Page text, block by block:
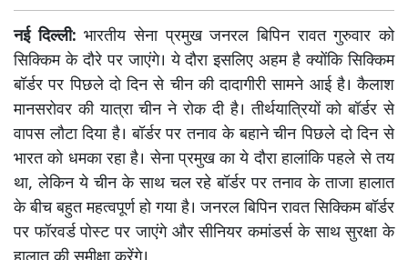
नई दिल्ली: भारतीय सेना प्रमुख जनरल बिपिन रावत गुरुवार को
सिक्किम के दौरे पर जाएंगे। ये दौरा इसलिए अहम है क्योंकि सिक्किम
बॉर्डर पर पिछले दो दिन से चीन की दादागीरी सामने आई है। कैलाश
मानसरोवर की यात्रा चीन ने रोक दी है। तीर्थयात्रियों को बॉर्डर से
वापस लौटा दिया है। बॉर्डर पर तनाव के बहाने चीन पिछले दो दिन से
भारत को धमका रहा है। सेना प्रमुख का ये दौरा हालांकि पहले से तय
था, लेकिन ये चीन के साथ चल रहे बॉर्डर पर तनाव के ताजा हालात
के बीच बहुत महत्वपूर्ण हो गया है। जनरल बिपिन रावत सिक्किम बॉर्डर
पर फॉरवर्ड पोस्ट पर जाएंगे और सीनियर कमांडर्स के साथ सुरक्षा के